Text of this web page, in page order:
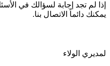
إذا لم تجد إجابة لسؤالك في
يمكنك دائماً الاتصال بنا.
لمديري الولاء